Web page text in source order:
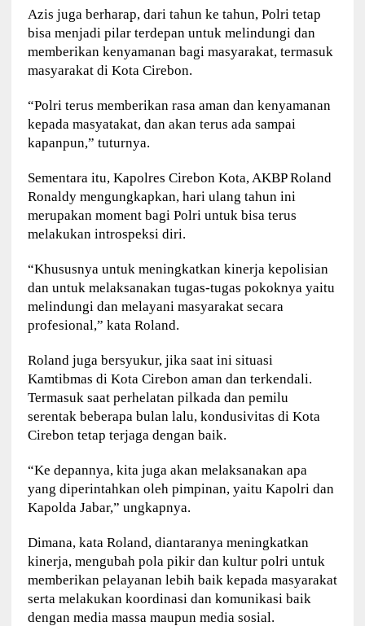
Azis juga berharap, dari tahun ke tahun, Polri tetap
bisa menjadi pilar terdepan untuk melindungi dan
memberikan kenyamanan bagi masyarakat, termasuk
masyarakat di Kota Cirebon.
“Polri terus memberikan rasa aman dan kenyamanan
kepada masyatakat, dan akan terus ada sampai
kapanpun,” tuturnya.
Sementara itu, Kapolres Cirebon Kota, AKBP Roland
Ronaldy mengungkapkan, hari ulang tahun ini
merupakan moment bagi Polri untuk bisa terus
melakukan introspeksi diri.
“Khususnya untuk meningkatkan kinerja kepolisian
dan untuk melaksanakan tugas-tugas pokoknya yaitu
melindungi dan melayani masyarakat secara
profesional,” kata Roland.
Roland juga bersyukur, jika saat ini situasi
Kamtibmas di Kota Cirebon aman dan terkendali.
Termasuk saat perhelatan pilkada dan pemilu
serentak beberapa bulan lalu, kondusivitas di Kota
Cirebon tetap terjaga dengan baik.
“Ke depannya, kita juga akan melaksanakan apa
yang diperintahkan oleh pimpinan, yaitu Kapolri dan
Kapolda Jabar,” ungkapnya.
Dimana, kata Roland, diantaranya meningkatkan
kinerja, mengubah pola pikir dan kultur polri untuk
memberikan pelayanan lebih baik kepada masyarakat
serta melakukan koordinasi dan komunikasi baik
dengan media massa maupun media sosial.